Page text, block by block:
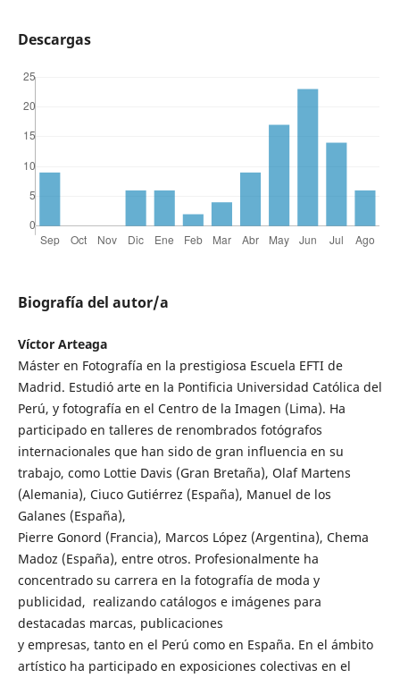
Descargas
Biografía del autor/a
Víctor Arteaga
Máster en Fotografía en la prestigiosa Escuela EFTI de
Madrid. Estudió arte en la Pontificia Universidad Católica del
Perú, y fotografía en el Centro de la Imagen (Lima). Ha
participado en talleres de renombrados fotógrafos
internacionales que han sido de gran influencia en su
trabajo, como Lottie Davis (Gran Bretaña), Olaf Martens
(Alemania), Ciuco Gutiérrez (España), Manuel de los
Galanes (España),
Pierre Gonord (Francia), Marcos López (Argentina), Chema
Madoz (España), entre otros. Profesionalmente ha
concentrado su carrera en la fotografía de moda y
publicidad, realizando catálogos e imágenes para
destacadas marcas, publicaciones
y empresas, tanto en el Perú como en España. En el ámbito
artístico ha participado en exposiciones colectivas en el